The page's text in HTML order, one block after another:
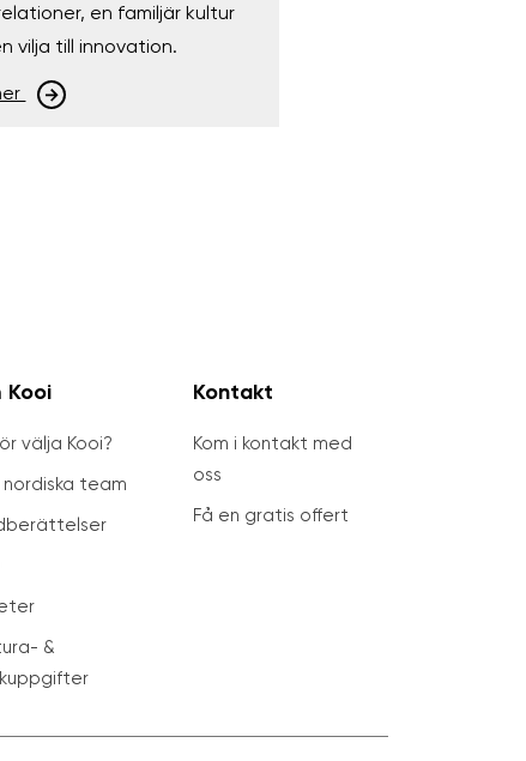
en familjär kultur
vilja till innovation.
Kooi
välja Kooi?
nordiska team
&
Kontakt
Kom i kontakt med
oss
Få en gratis offert